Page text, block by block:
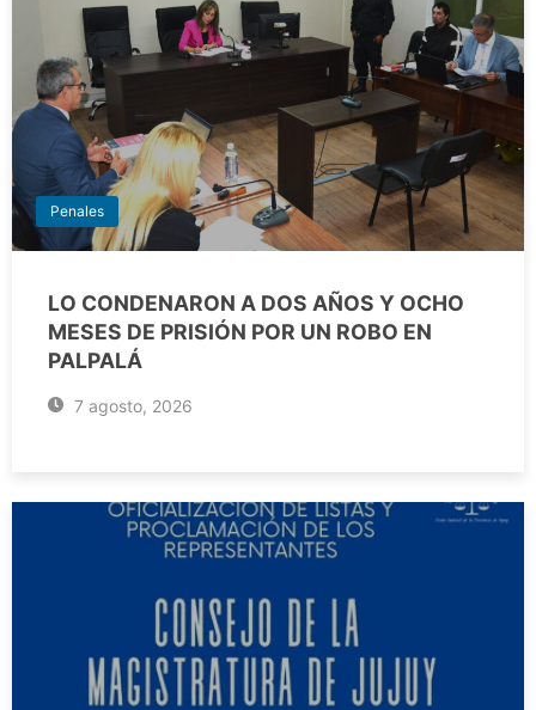
Penales
LO CONDENARON A DOS AÑOS Y OCHO
MESES DE PRISIÓN POR UN ROBO EN
PALPALÁ
7 agosto, 2026